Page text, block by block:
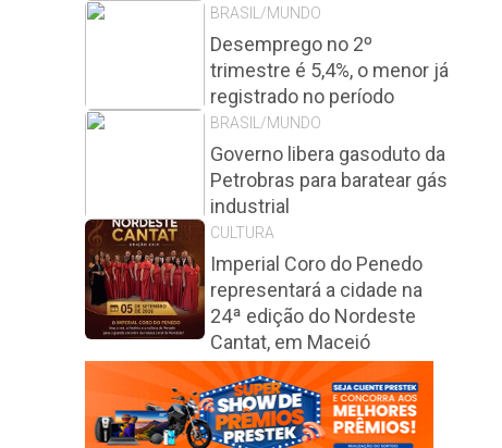
BRASIL/MUNDO
Desemprego no 2º
trimestre é 5,4%, o menor já
registrado no período
BRASIL/MUNDO
Governo libera gasoduto da
Petrobras para baratear gás
industrial
CULTURA
Imperial Coro do Penedo
representará a cidade na
24ª edição do Nordeste
Cantat, em Maceió